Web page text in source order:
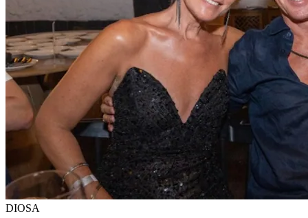
DIOSA